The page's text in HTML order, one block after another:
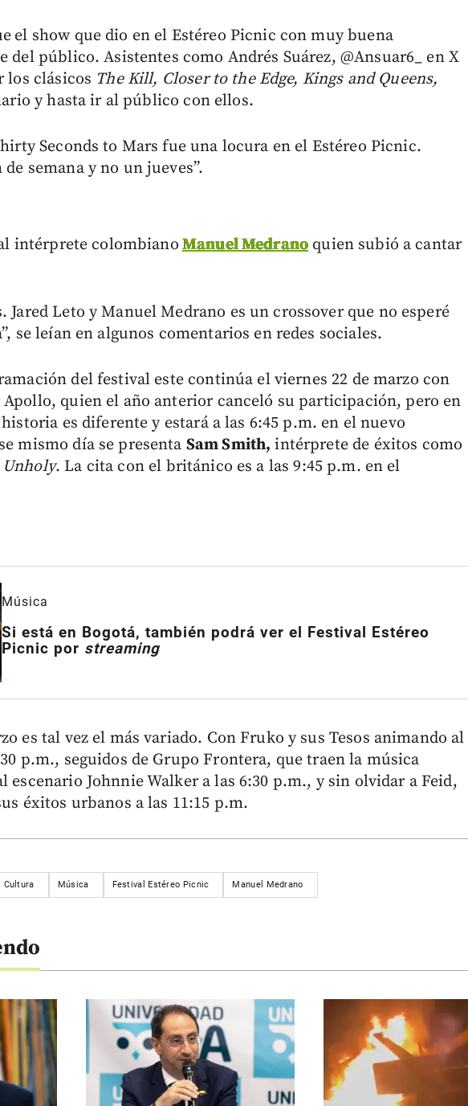
el show que dio en el Estéreo Picnic con muy buena
del público. Asistentes como Andrés Suárez, @Ansuar6_ en X
los clásicos The Kill, Closer to the Edge, Kings and Queens,
y hasta ir al público con ellos.
Seconds to Mars fue una locura en el Estéreo Picnic.
semana y no un jueves”.
intérprete colombianoManuel Medranoquien subió a cantar
Jared Leto y Manuel Medrano es un crossover que no esperé
se leían en algunos comentarios en redes sociales.
del festival este continúa el viernes 22 de marzo con
quien el año anterior canceló su participación, pero en
es diferente y estará a las 6:45 p.m. en el nuevo
mismo día se presenta Sam Smith, intérprete de éxitos como
Unholy. La cita con el británico es a las 9:45 p.m. en el
Música
Si está en Bogotá, también podrá ver el Festival Estéreo
Picnic por streaming
es tal vez el más variado. Con Fruko y sus Tesos animando al
p.m., seguidos de Grupo Frontera, que traen la música
escenario Johnnie Walker a las 6:30 p.m., y sin olvidar a Feid,
éxitos urbanos a las 11:15 p.m.
Cultura Música Festival Estéreo Picnic Manuel Medrano